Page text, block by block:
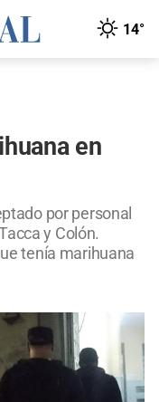
14°
en
por personal
y Colón.
tenía marihuana